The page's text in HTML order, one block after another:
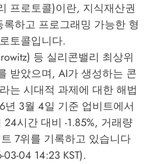
프로토콜)이란, 지식재산권
록하고 프로그래밍 가능한 형
토콜입니다.
등 실리콘밸리 최상위
받았으며, AI가 생성하는 콘
는 시대적 과제에 대한 해법
년 3월 4일 기준 업비트에서
시간 대비 -1.85%, 거래량
7위를 기록하고 있습니다
04 14:23 KST).